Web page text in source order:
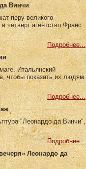
Винчи
перу великого
четверг агентство Франс
Подробнее...
Итальянский
чтобы показать их людям
Подробнее...
"Леонардо да Винчи",
Подробнее...
Леонардо да